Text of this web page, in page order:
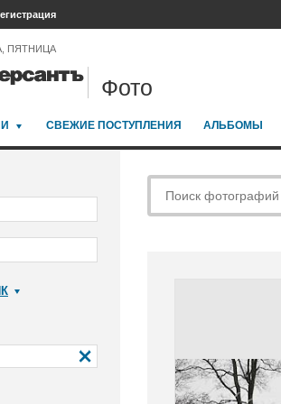
ПЯТНИЦА
Фото
СВЕЖИЕ ПОСТУПЛЕНИЯ АЛЬБОМЫ